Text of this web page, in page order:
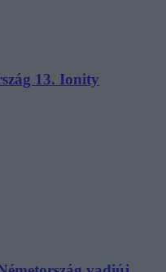
13. Ionity